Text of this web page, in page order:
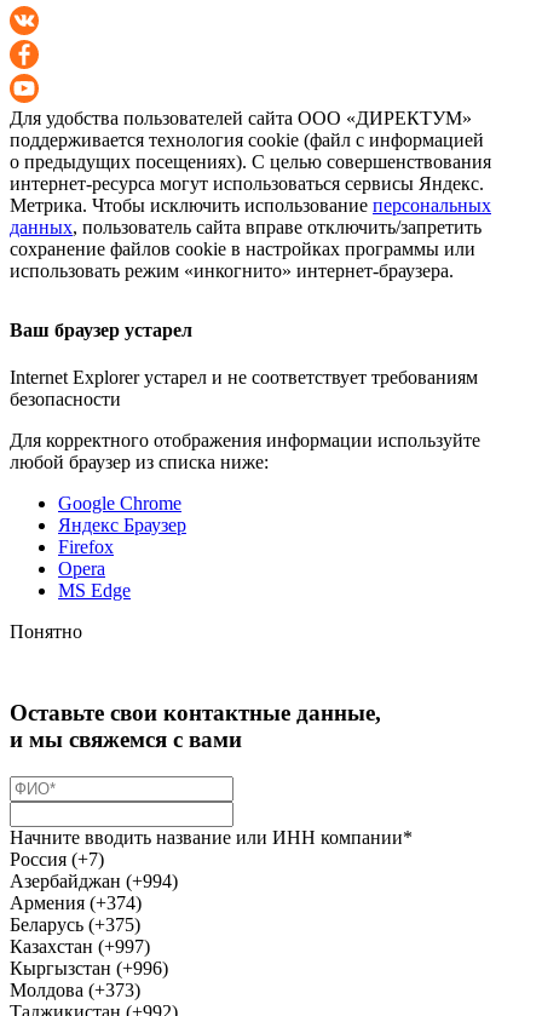
Для удобства пользователей сайта ООО «ДИРЕКТУМ»
поддерживается технология cookie (файл с информацией
о предыдущих посещениях). С целью совершенствования
интернет-ресурса могут использоваться сервисы Яндекс.
Метрика. Чтобы исключить использование персональных
данных, пользователь сайта вправе отключить/запретить
сохранение файлов cookie в настройках программы или
использовать режим «инкогнито» интернет-браузера.
Ваш браузер устарел
Internet Explorer устарел и не соответствует требованиям
безопасности
Для корректного отображения информации используйте
любой браузер из списка ниже:
Google Chrome
Яндекс Браузер
Firefox
Opera
MS Edge
Понятно
Оставьте свои контактные данные,
и мы свяжемся с вами
Начните вводить название или ИНН компании*
Россия (+7)
Азербайджан (+994)
Армения (+374)
Беларусь (+375)
Казахстан (+997)
Кыргызстан (+996)
Молдова (+373)
Таджикистан (+992)